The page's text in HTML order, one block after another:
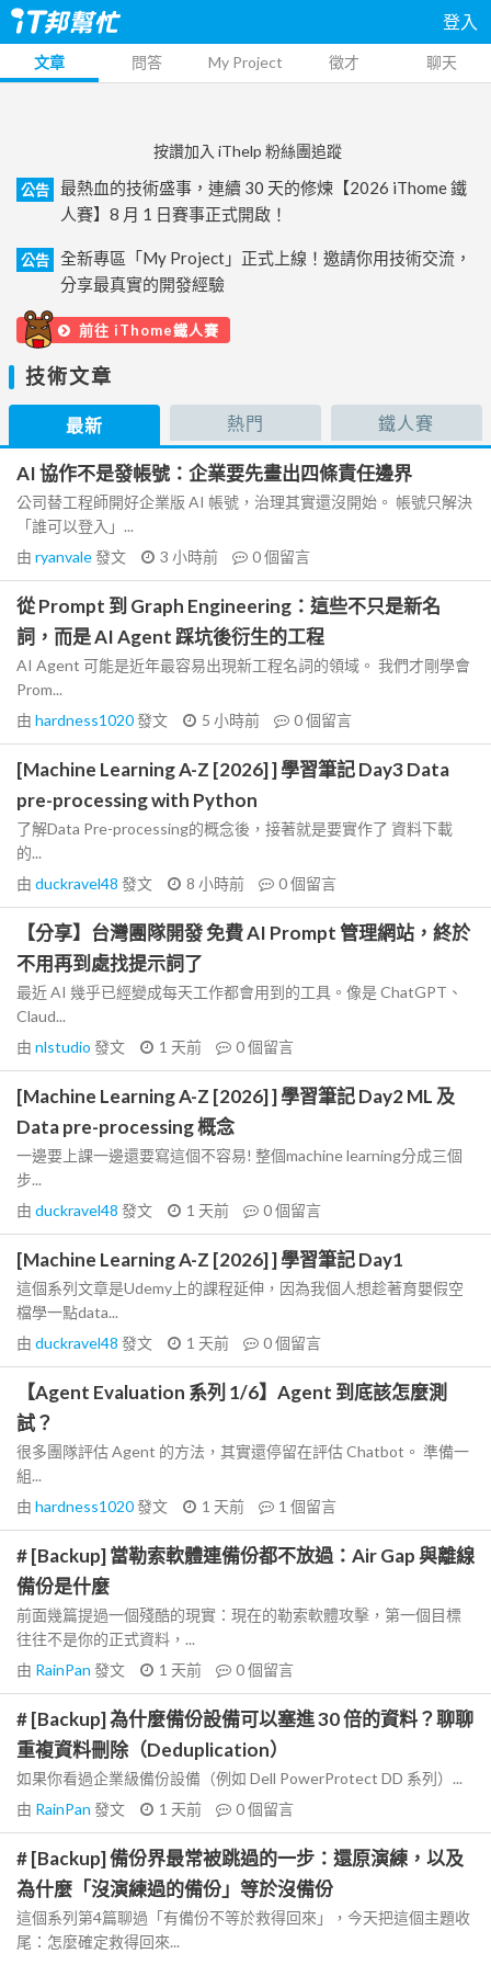
登入
文章 問答 My Project 徵才 聊天
按讚加入 iThelp 粉絲團追蹤
公告
最熱血的技術盛事，連續 30 天的修煉【2026 iThome 鐵
人賽】8 月 1 日賽事正式開啟！
公告
全新專區「My Project」正式上線！邀請你用技術交流，
分享最真實的開發經驗
前往 iThome鐵人賽
技術文章
最新 熱門 鐵人賽
AI 協作不是發帳號：企業要先畫出四條責任邊界
公司替工程師開好企業版 AI 帳號，治理其實還沒開始。 帳號只解決
「誰可以登入」...
由 ryanvale發文 3 小時前 0個留言
從 Prompt 到 Graph Engineering：這些不只是新名
詞，而是 AI Agent 踩坑後衍生的工程
AI Agent 可能是近年最容易出現新工程名詞的領域。 我們才剛學會
Prom...
由 hardness1020發文 5 小時前 0個留言
[Machine Learning A-Z [2026] ] 學習筆記 Day3 Data
pre-processing with Python
了解Data Pre-processing的概念後，接著就是要實作了 資料下載
的...
由 duckravel48 發文 8 小時前 0個留言
【分享】台灣團隊開發 免費 AI Prompt 管理網站，終於
不用再到處找提示詞了
最近 AI 幾乎已經變成每天工作都會用到的工具。像是 ChatGPT、
Claud...
由 nlstudio 發文 1 天前 0個留言
[Machine Learning A-Z [2026] ] 學習筆記 Day2 ML 及
Data pre-processing 概念
一邊要上課一邊還要寫這個不容易! 整個machine learning分成三個
步...
由 duckravel48 發文 1 天前 0個留言
[Machine Learning A-Z [2026] ] 學習筆記 Day1
這個系列文章是Udemy上的課程延伸，因為我個人想趁著育嬰假空
檔學一點data...
由 duckravel48 發文 1 天前 0個留言
【Agent Evaluation 系列 1/6】Agent 到底該怎麼測
試？
很多團隊評估 Agent 的方法，其實還停留在評估 Chatbot。 準備一
組...
由 hardness1020發文 1 天前 1 個留言
# [Backup] 當勒索軟體連備份都不放過：Air Gap 與離線
備份是什麼
前面幾篇提過一個殘酷的現實：現在的勒索軟體攻擊，第一個目標
往往不是你的正式資料，...
由 RainPan 發文 1 天前 0個留言
# [Backup] 為什麼備份設備可以塞進 30 倍的資料？聊聊
重複資料刪除（Deduplication）
如果你看過企業級備份設備（例如 Dell PowerProtect DD 系列）...
由 RainPan 發文 1 天前 0個留言
# [Backup] 備份界最常被跳過的一步：還原演練，以及
為什麼「沒演練過的備份」等於沒備份
這個系列第4篇聊過「有備份不等於救得回來」，今天把這個主題收
尾：怎麼確定救得回來...